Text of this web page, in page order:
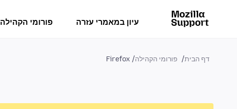
עיון במאמרי עזרה פורומי הקהילה
דף הבית פורומי הקהילה Firefox